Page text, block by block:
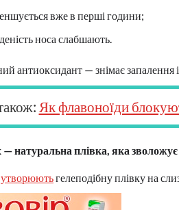
вже в перші години;
носа слабшають.
антиоксидант — знімає запалення
Як флавоноїди
— натуральна плівка, яка
утворюютьгелеподібну плівку на